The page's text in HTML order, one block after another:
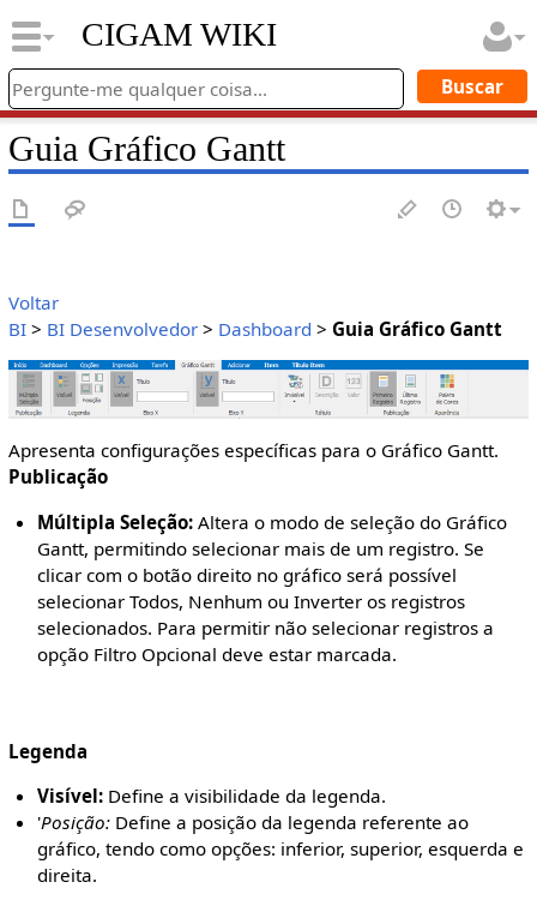
CIGAM WIKI
Guia Gráfico Gantt
Voltar
BI> BI Desenvolvedor> Dashboard > Guia Gráfico Gantt
Apresenta configurações específicas para o Gráfico Gantt.
Publicação
Múltipla Seleção: Altera o modo de seleção do Gráfico
Gantt, permitindo selecionar mais de um registro. Se
clicar com o botão direito no gráfico será possível
selecionar Todos, Nenhum ou Inverter os registros
selecionados. Para permitir não selecionar registros a
opção Filtro Opcional deve estar marcada.
Legenda
Visível: Define a visibilidade da legenda.
'Posição: Define a posição da legenda referente ao
gráfico, tendo como opções: inferior, superior, esquerda e
direita.